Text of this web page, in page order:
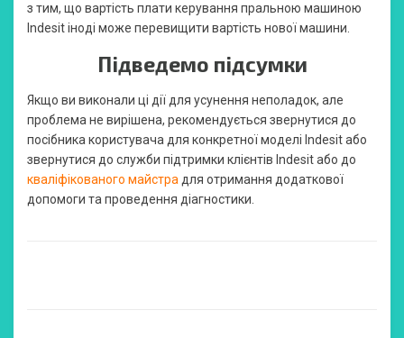
з тим, що вартість плати керування пральною машиною
Indesit іноді може перевищити вартість нової машини.
Підведемо підсумки
Якщо ви виконали ці дії для усунення неполадок, але
проблема не вирішена, рекомендується звернутися до
посібника користувача для конкретної моделі Indesit або
звернутися до служби підтримки клієнтів Indesit або до
кваліфікованого майстрадля отримання додаткової
допомоги та проведення діагностики.